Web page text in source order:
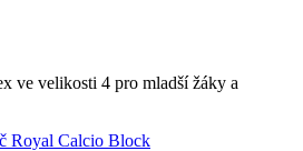
ve velikosti 4 pro mladší žáky a